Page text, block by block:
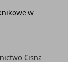
w
Cisna